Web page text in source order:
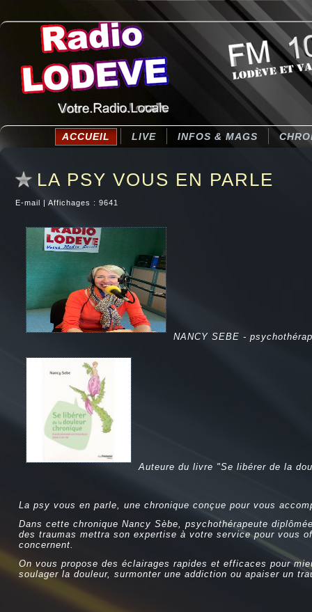
ACCUEIL LIVE INFOS & MAGS
LA PSY VOUS EN PARLE
E-mail | Affichages : 9641
NANCY SEBE -
Auteure du livre "Se libérer de la
La psy vous en parle, une chronique conçue pour vous
Dans cette chronique Nancy Sèbe, psychothérapeute
des traumas mettra son expertise à votre service pour vous
concernent.
On vous propose des éclairages rapides et efficaces pour
soulager la douleur, surmonter une addiction ou apaiser un